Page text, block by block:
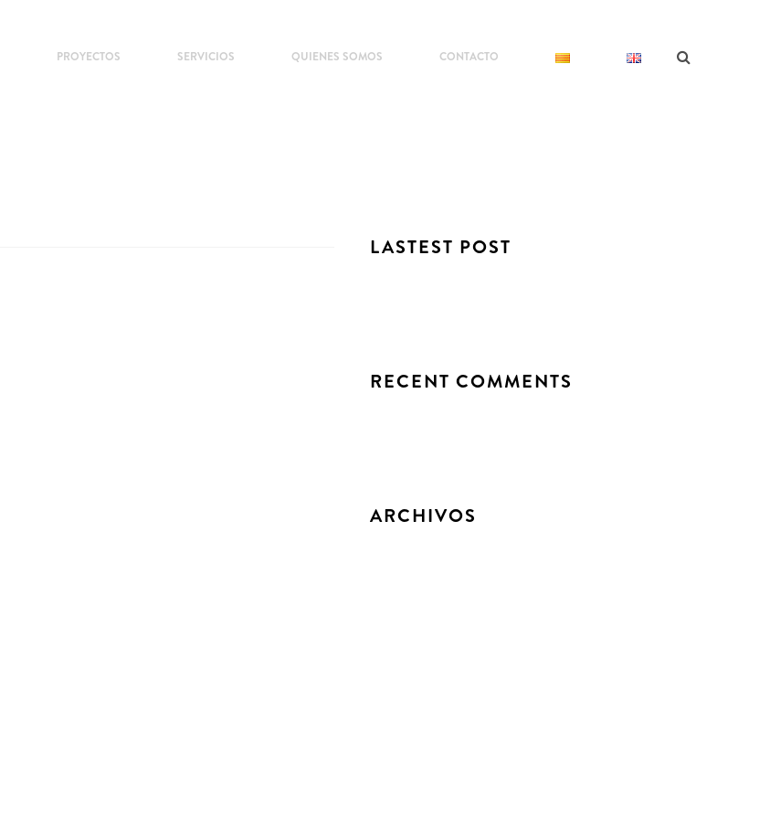
PROYECTOS SERVICIOS QUIENES SOMOS CONTACTO
LASTEST POST
RECENT COMMENTS
ARCHIVOS